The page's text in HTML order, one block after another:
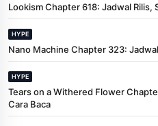
Lookism Chapter 618: Jadwal Rilis,
HYPE
Nano Machine Chapter 323:
HYPE
Tears on a Withered Flower
Cara Baca